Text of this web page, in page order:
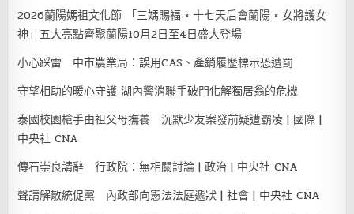
2026蘭陽媽祖文化節 「三媽賜福 × 十七天后會蘭陽 × 女將護女
神」五大亮點齊聚蘭陽10月2日至4日盛大登場
小心踩雷 中市農業局：誤用CAS、產銷履歷標示恐遭罰
守望相助的暖心守護 湖內警消聯手破門化解獨居翁的危機
泰國校園槍手由祖父母撫養 沉默少友案發前疑遭霸凌 | 國際 |
中央社 CNA
傳石崇良請辭 行政院：無相關討論 | 政治 | 中央社 CNA
聲請解散統促黨 內政部向憲法法庭遞狀 | 社會 | 中央社 CNA